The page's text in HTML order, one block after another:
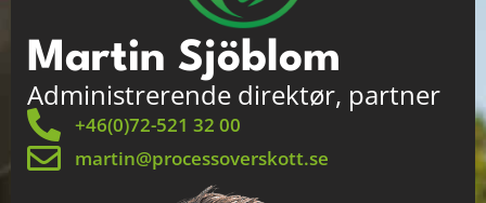
Martin Sjöblom
Administrerende direktør, partner
+46(0)72-521 32 00
martin@processoverskott.se